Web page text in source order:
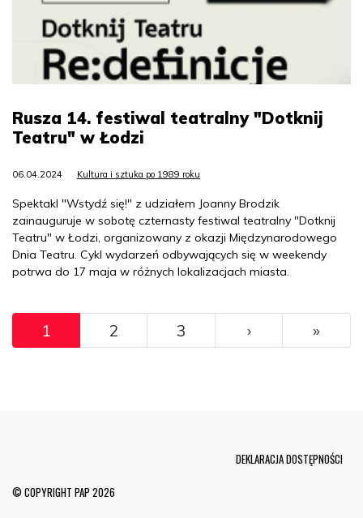
Rusza 14. festiwal teatralny "Dotknij
Teatru" w Łodzi
06.04.2024 Kultura i sztuka po 1989 roku
Spektakl "Wstydź się!" z udziałem Joanny Brodzik
zainauguruje w sobotę czternasty festiwal teatralny "Dotknij
Teatru" w Łodzi, organizowany z okazji Międzynarodowego
Dnia Teatru. Cykl wydarzeń odbywających się w weekendy
potrwa do 17 maja w różnych lokalizacjach miasta.
Pagination
1 2 3 ››› »
© COPYRIGHT PAP 2026
DEKLARACJA DOSTĘPNOŚCI